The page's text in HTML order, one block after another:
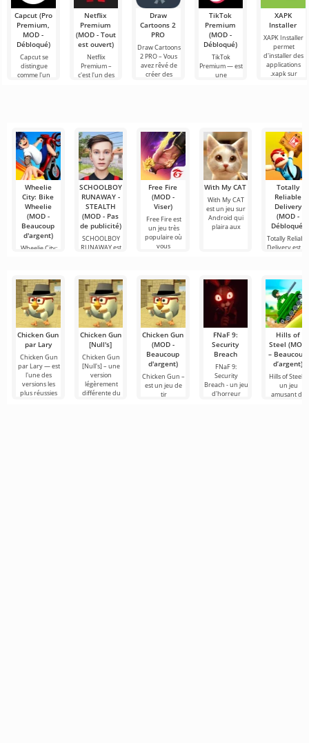
Capcut (Pro
Premium,
MOD -
Débloqué)
Capcut se
distingue
comme l'un
Netflix
Premium
(MOD - Tout
est ouvert)
Netflix
Premium –
c'est l'un des
Draw
Cartoons 2
PRO
Draw Cartoons
2 PRO – Vous
avez rêvé de
créer des
TikTok
Premium
(MOD -
Débloqué)
TikTok
Premium — est
une
XAPK
Installer
XAPK Installer
permet
d'installer des
applications
.xapk sur
Wheelie
City: Bike
Wheelie
(MOD -
Beaucoup
d'argent)
Wheelie City:
SCHOOLBOY
RUNAWAY -
STEALTH
(MOD - Pas
de publicité)
SCHOOLBOY
RUNAWAY est
Free Fire
(MOD -
Viser)
Free Fire est
un jeu très
populaire où
vous
With My CAT
With My CAT
est un jeu sur
Android qui
plaira aux
Totally
Reliable
Delivery
(MOD -
Débloqué)
Totally
Delivery est
Chicken Gun
par Lary
Chicken Gun
par Lary — est
l'une des
versions les
plus réussies
Chicken Gun
[Null's]
Chicken Gun
[Null's] – une
version
légèrement
différente du
Chicken Gun
(MOD -
Beaucoup
d'argent)
Chicken Gun –
est un jeu de
tir
FNaF 9:
Security
Breach
FNaF 9:
Security
Breach - un jeu
d'horreur
Hills of
Steel (MOD
– Beaucoup
d’argent)
Hills of Steel –
un jeu
amusant de